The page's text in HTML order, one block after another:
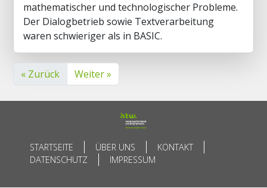
mathematischer und technologischer Probleme.
Der Dialogbetrieb sowie Textverarbeitung
waren schwieriger als in BASIC.
« Zurück Weiter »
STARTSEITE ÜBER UNS
KONTAKT
DATENSCHUTZ
IMPRESSUM